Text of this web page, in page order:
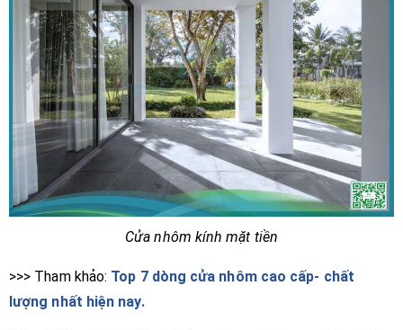
Cửa nhôm kính mặt tiền
>>> Tham khảo: Top 7 dòng cửa nhôm cao cấp- chất
lượng nhất hiện nay.